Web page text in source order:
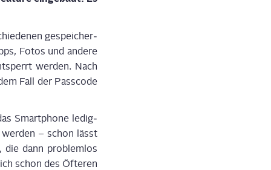
gespei­cher­
Fotos und ande­re
wer­den. Nach
Fall der Pass­code
Smart­phone ledig­
– schon lässt
die dann pro­blem­los
schon des Öfte­ren